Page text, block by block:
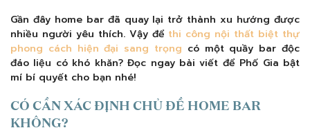
Gần đây home bar đã quay lại trở thành xu hướng được
nhiều người yêu thích. Vậy để thi công nội thất biệt thự
phong cách hiện đại sang trọng có một quầy bar độc
đáo liệu có khó khăn? Đọc ngay bài viết để Phố Gia bật
mí bí quyết cho bạn nhé!
CÓ CẦN XÁC ĐỊNH CHỦ ĐỀ HOME BAR
KHÔNG?